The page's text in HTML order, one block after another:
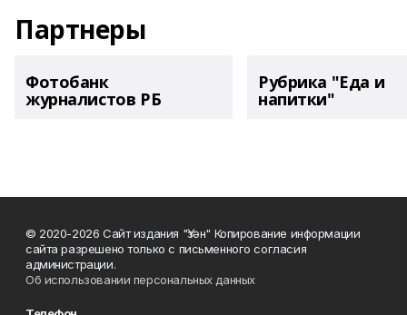
Партнеры
Фотобанк
журналистов РБ
Рубрика "Еда и
напитки"
© 2020-2026 Сайт издания "Үзән" Копирование информации
сайта разрешено только с письменного согласия
администрации.
Об использовании персональных данных